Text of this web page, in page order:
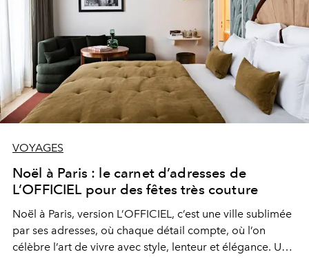
VOYAGES
Noël à Paris : le carnet d’adresses de
L’OFFICIEL pour des fêtes très couture
Noël à Paris, version L’OFFICIEL, c’est une ville sublimée
par ses adresses, où chaque détail compte, où l’on
célèbre l’art de vivre avec style, lenteur et élégance. Un